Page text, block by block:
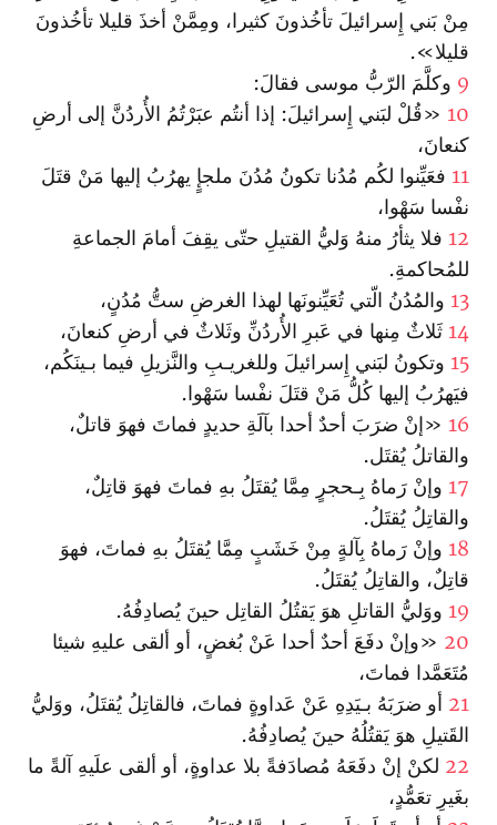
مِنْ بَني إِسرائيلَ تأخُذونَ كثيرا، ومِمَّنْ أخذَ قليلا تأخُذونَ
قليلا».
9 وكلَّمَ الرّبُّ موسى فقالَ:
10 «قُلْ لبَني إِسرائيلَ: إذا أنتُم عبَرْتُمُ الأُردُنَّ إلى أرضِ
كنعانَ،
11 فعَيِّنوا لكُم مُدُنا تكونُ مُدُنَ ملجإٍ يهرُبُ إليها مَنْ قتَلَ
نفْسا سَهْوا‌،
12 فلا يثأرُ منهُ وَليُّ القتيلِ حتّى يقِفَ أمامَ الجماعةِ
للمُحاكمةِ‌.
13 والمُدُنُ الّتي تُعَيِّنونَها لهذا الغرضِ ستُّ مُدُنٍ،
14 ثَلاثٌ مِنها في عَبرِ الأُردُنِّ وثَلاثٌ في أرضِ كنعانَ،
15 وتكونُ لبَني إِسرائيلَ وللغريـبِ والنَّزيلِ فيما بـينَكُم،
فيَهرُبُ إليها كُلُّ مَنْ قتَلَ نفْسا سَهْوا.
16 «إنْ ضرَبَ أحدٌ أحدا بآلَةِ حديدٍ فماتَ فهوَ قاتلٌ،
والقاتلُ يُقتَل.
17 وإنْ رَماهُ بِـحجرٍ مِمَّا يُقتَلُ بهِ فماتَ فهوَ قاتِلٌ،
والقاتِلُ يُقتَلُ.
18 وإنْ رَماهُ بِآلةٍ مِنْ خَشَبٍ مِمَّا يُقتَلُ بهِ فماتَ، فهوَ
قاتِلٌ، والقاتِلُ يُقتَلُ.
19 ووَليُّ القاتلِ هوَ يَقتُلُ القاتِل حينَ يُصادِفُهُ.
20 «وإنْ دفَعَ أحدٌ أحدا عَنْ بُغضٍ، أو ألقى عليهِ شيئا
مُتَعَمَّدا فماتَ،
21 أو ضرَبَهُ بـيَدِهِ عَنْ عَداوةٍ فماتَ، فالقاتِلُ يُقتَلُ، ووَليُّ
القَتيلِ هوَ يَقتُلُهُ حينَ يُصادِفُهُ.
22 لكنْ إنْ دفَعَهُ مُصادَفةً بلا عداوةٍ، أو ألقى علَيهِ آلةً ما
بغَيرِ تعَمُّدٍ،